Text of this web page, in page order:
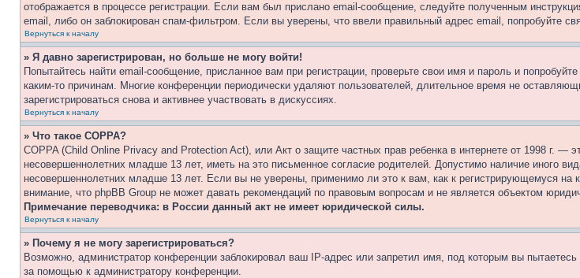
отображается в процессе регистрации. Если вам был прислано email-сообщение, следуйте полученным
email, либо он заблокирован спам-фильтром. Если вы уверены, что ввели правильный адрес email, попробуйте
Вернуться к началу
» Я давно зарегистрирован, но больше не могу войти!
Попытайтесь найти email-сообщение, присланное вам при регистрации, проверьте свои имя и пароль и
каким-то причинам. Многие конференции периодически удаляют пользователей, длительное время не
зарегистрироваться снова и активнее участвовать в дискуссиях.
Вернуться к началу
» Что такое COPPA?
COPPA (Child Online Privacy and Protection Act), или Акт о защите частных прав ребенка в интернете от 1998 г.
несовершеннолетних младше 13 лет, иметь на это письменное согласие родителей. Допустимо наличие иного
несовершеннолетних младше 13 лет. Если вы не уверены, применимо ли это к вам, как к регистрирующемуся
внимание, что phpBB Group не может давать рекомендаций по правовым вопросам и не является объектом
Примечание переводчика: в России данный акт не имеет юридической силы.
Вернуться к началу
» Почему я не могу зарегистрироваться?
Возможно, администратор конференции заблокировал ваш IP-адрес или запретил имя, под которым вы
за помощью к администратору конференции.